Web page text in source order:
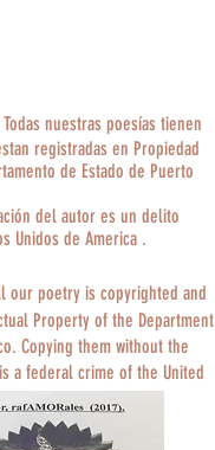
nuestras poesías tienen
registradas en Propiedad
de Estado de Puerto
del autor es un delito
Unidos de America .
our poetry is copyrighted and
Property of the Department
Copying them without the
a federal crime of the United